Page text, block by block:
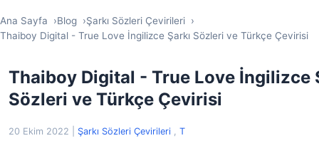
Ana Sayfa Blog
Şarkı Sözleri Çevirileri
Thaiboy Digital - True Love İngilizce Şarkı Sözleri ve Türkçe Çevirisi
Thaiboy Digital - True Love İngilizce
Sözleri ve Türkçe Çevirisi
20 Ekim 2022 Şarkı Sözleri Çevirileri , T